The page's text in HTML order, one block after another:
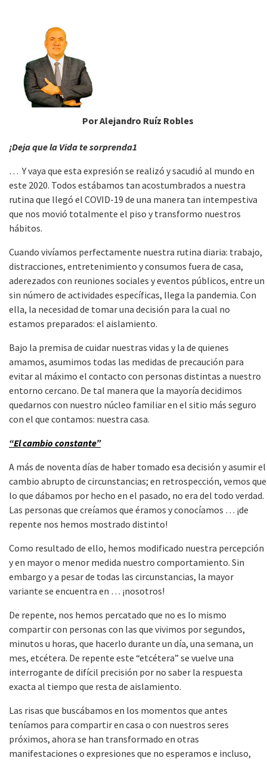
Por Alejandro Ruíz Robles
¡Deja que la Vida te sorprenda1
… Y vaya que esta expresión se realizó y sacudió al mundo en
este 2020. Todos estábamos tan acostumbrados a nuestra
rutina que llegó el COVID-19 de una manera tan intempestiva
que nos movió totalmente el piso y transformo nuestros
hábitos.
Cuando vivíamos perfectamente nuestra rutina diaria: trabajo,
distracciones, entretenimiento y consumos fuera de casa,
aderezados con reuniones sociales y eventos públicos, entre un
sin número de actividades específicas, llega la pandemia. Con
ella, la necesidad de tomar una decisión para la cual no
estamos preparados: el aislamiento.
Bajo la premisa de cuidar nuestras vidas y la de quienes
amamos, asumimos todas las medidas de precaución para
evitar al máximo el contacto con personas distintas a nuestro
entorno cercano. De tal manera que la mayoría decidimos
quedarnos con nuestro núcleo familiar en el sitio más seguro
con el que contamos: nuestra casa.
“El cambio constante”
A más de noventa días de haber tomado esa decisión y asumir el
cambio abrupto de circunstancias; en retrospección, vemos que
lo que dábamos por hecho en el pasado, no era del todo verdad.
Las personas que creíamos que éramos y conocíamos … ¡de
repente nos hemos mostrado distinto!
Como resultado de ello, hemos modificado nuestra percepción
y en mayor o menor medida nuestro comportamiento. Sin
embargo y a pesar de todas las circunstancias, la mayor
variante se encuentra en … ¡nosotros!
De repente, nos hemos percatado que no es lo mismo
compartir con personas con las que vivimos por segundos,
minutos u horas, que hacerlo durante un día, una semana, un
mes, etcétera. De repente este “etcétera” se vuelve una
interrogante de difícil precisión por no saber la respuesta
exacta al tiempo que resta de aislamiento.
Las risas que buscábamos en los momentos que antes
teníamos para compartir en casa o con nuestros seres
próximos, ahora se han transformado en otras
manifestaciones o expresiones que no esperamos e incluso,